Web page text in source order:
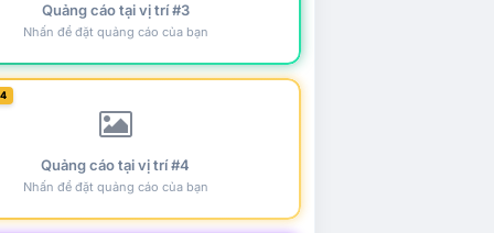
Quảng cáo tại vị trí #3
Nhấn để đặt quảng cáo của bạn
Quảng cáo tại vị trí #4
Nhấn để đặt quảng cáo của bạn